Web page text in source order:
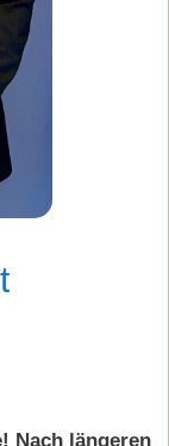
Nach längeren